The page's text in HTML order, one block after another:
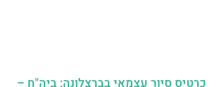
כרטיס סיור עצמאי בברצלונה: ביה"ח –